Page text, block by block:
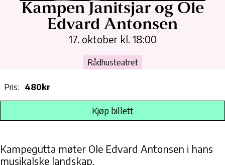
Kampen Janitsjar og Ole
Edvard Antonsen
17. oktober kl. 18:00
Rådhusteatret
Pris: 480kr
Kjøp billett
Kampegutta møter Ole Edvard Antonsen i hans
musikalske landskap.